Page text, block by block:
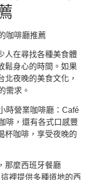
咖啡廳推薦
人在尋找各種美食體
鬆身心的時間。如果
北夜晚的美食文化，
需求。
時營業咖啡廳：Café
啡，還有各式口感豐
杯咖啡，享受夜晚的
那麼西班牙餐廳
裡提供多種道地的西